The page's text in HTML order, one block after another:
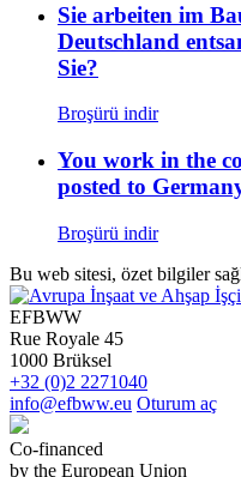
Sie arbeiten im
Deutschland
Sie?
Broşürü indir
You work in the
posted to
Broşürü indir
Bu web sitesi, özet bilgiler
EFBWW
Rue Royale 45
1000 Brüksel
+32 (0)2 2271040
info@efbww.eu Oturum aç
Co-financed
by the European Union